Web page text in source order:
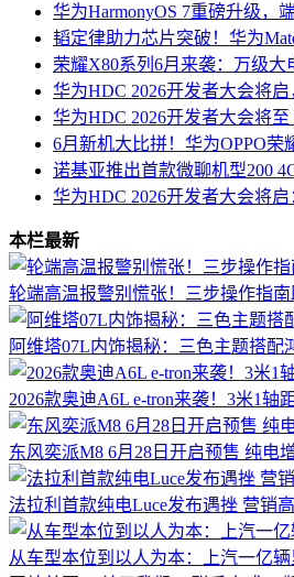
华为HarmonyOS 7重磅升级，
韬定律助力芯片突破！华为
荣耀X80系列6月来袭：万级
华为HDC 2026开发者大会将
华为HDC 2026开发者大会将
6月新机大比拼！华为OPPO
诺基亚推出首款微聊机型200
华为HDC 2026开发者大会将
本栏最新
轮端高温报警别慌张！三步操作指
阿维塔07L内饰揭秘：三色主题搭配
2026款奥迪A6L e-tron来袭！3米1轴
东风奕派M8 6月28日开启预售 纯电
法拉利首款纯电Luce发布遇挫 营销
从车型本位到以人为本：上汽一亿